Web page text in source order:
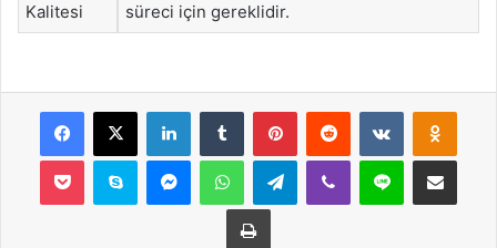
Kalitesi
süreci için gereklidir.
Facebook
X LinkedInTumblr PinterestReddit VKontakte
Pocket Skype MessengerWhatsAppTelegramViber Line E-Posta ile
Yazdır